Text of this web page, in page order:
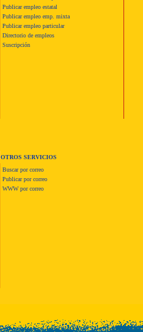
Publicar empleo estatal
Publicar empleo emp. mixta
Publicar empleo particular
Directorio de empleos
Suscripción
OTROS SERVICIOS
Buscar por correo
Publicar por correo
WWW por correo